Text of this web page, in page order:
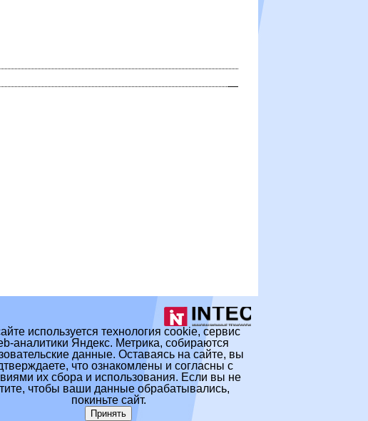
используется технология cookie, сервис
аналитики Яндекс. Метрика, собираются
данные. Оставаясь на сайте, вы
что ознакомлены и согласны с
их сбора и использования. Если вы не
чтобы ваши данные обрабатывались,
покиньте сайт.
Принять